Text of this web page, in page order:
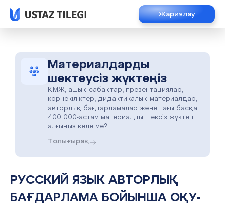
Жариялау
Материалдарды
шектеусіз жүктеңіз
ҚМЖ, ашық сабақтар, презентациялар,
көрнекіліктер, дидактикалық материалдар,
авторлық бағдарламалар және тағы басқа
400 000-астам материалды шексіз жүктеп
алғыңыз келе ме?
Толығырақ
РУССКИЙ ЯЗЫК АВТОРЛЫҚ
БАҒДАРЛАМА БОЙЫНША ОҚУ-